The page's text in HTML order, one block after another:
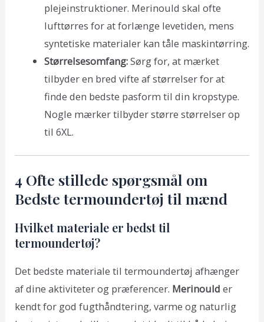
plejeinstruktioner. Merinould skal ofte
lufttørres for at forlænge levetiden, mens
syntetiske materialer kan tåle maskintørring.
Størrelsesomfang:Sørg for, at mærket
tilbyder en bred vifte af størrelser for at
finde den bedste pasform til din kropstype.
Nogle mærker tilbyder større størrelser op
til 6XL.
4 Ofte stillede spørgsmål om
Bedste termoundertøj til mænd
Hvilket materiale er bedst til
termoundertøj?
Det bedste materiale til termoundertøj afhænger
af dine aktiviteter og præferencer. Merinould er
kendt for god fugthåndtering, varme og naturlig